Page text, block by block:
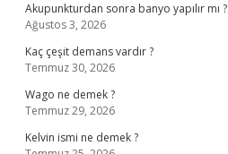
Akupunkturdan sonra banyo yapılır mı ?
Ağustos 3, 2026
Kaç çeşit demans vardır ?
Temmuz 30, 2026
Wago ne demek ?
Temmuz 29, 2026
Kelvin ismi ne demek ?